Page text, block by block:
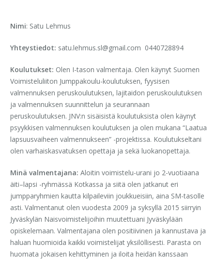
Nimi: Satu Lehmus
Yhteystiedot: satu.lehmus.sl@gmail.com 0440728894
Koulutukset: Olen I-tason valmentaja. Olen käynyt Suomen
Voimisteluliiton Jumppakoulu-koulutuksen, fyysisen
valmennuksen peruskoulutuksen, lajitaidon peruskoulutuksen
ja valmennuksen suunnittelun ja seurannaan
peruskoulutuksen. JNV:n sisäisistä koulutuksista olen käynyt
psyykkisen valmennuksen koulutuksen ja olen mukana “Laatua
lapsuusvaiheen valmennukseen” -projektissa. Koulutukseltani
olen varhaiskasvatuksen opettaja ja sekä luokanopettaja.
Minä valmentajana: Aloitin voimistelu-urani jo 2-vuotiaana
äiti–lapsi -ryhmässä Kotkassa ja siitä olen jatkanut eri
jumpparyhmien kautta kilpaileviin joukkueisiin, aina SM-tasolle
asti. Valmentanut olen vuodesta 2009 ja syksyllä 2015 siirryin
Jyväskylän Naisvoimistelijoihin muutettuani Jyväskylään
opiskelemaan. Valmentajana olen positiivinen ja kannustava ja
haluan huomioida kaikki voimistelijat yksilöllisesti. Parasta on
huomata jokaisen kehittyminen ja iloita heidän kanssaan